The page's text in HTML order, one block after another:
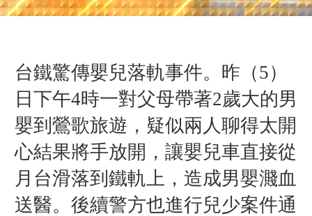
台鐵驚傳嬰兒落軌事件。昨（5）
日下午4時一對父母帶著2歲大的男
嬰到鶯歌旅遊，疑似兩人聊得太開
心結果將手放開，讓嬰兒車直接從
月台滑落到鐵軌上，造成男嬰濺血
送醫。後續警方也進行兒少案件通